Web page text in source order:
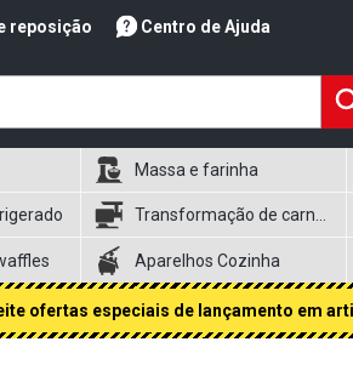
reposição Centro de Ajuda
Massa e farinha
Aparelhos Cozinha
ofertas especiais de lançamento em